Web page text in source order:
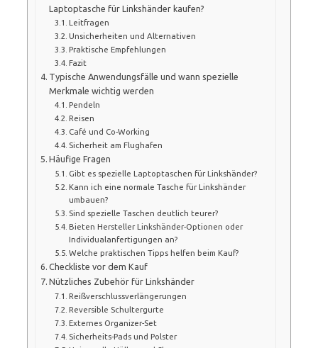
Laptoptasche für Linkshänder kaufen?
Leitfragen
Unsicherheiten und Alternativen
Praktische Empfehlungen
Fazit
Typische Anwendungsfälle und wann spezielle
Merkmale wichtig werden
Pendeln
Reisen
Café und Co-Working
Sicherheit am Flughafen
Häufige Fragen
Gibt es spezielle Laptoptaschen für Linkshänder?
Kann ich eine normale Tasche für Linkshänder
umbauen?
Sind spezielle Taschen deutlich teurer?
Bieten Hersteller Linkshänder-Optionen oder
Individualanfertigungen an?
Welche praktischen Tipps helfen beim Kauf?
Checkliste vor dem Kauf
Nützliches Zubehör für Linkshänder
Reißverschlussverlängerungen
Reversible Schultergurte
Externes Organizer-Set
Sicherheits-Pads und Polster